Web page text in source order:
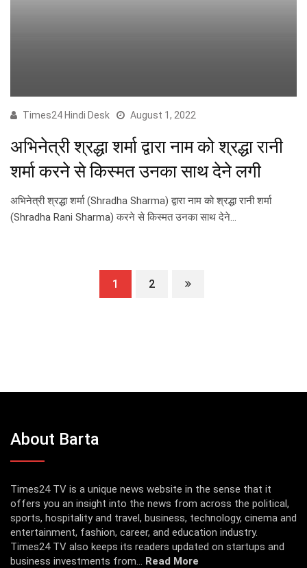
Times24 Hindi Desk August 1, 2022
अभिनेत्री श्रद्धा शर्मा द्वारा नाम को श्रद्धा रानी
शर्मा करने से किस्मत उनका साथ देने लगी
अभिनेत्री श्रद्धा शर्मा (Shradha Sharma) द्वारा नाम को श्रद्धा रानी शर्मा
(Shradha Rani Sharma) करने से किस्मत उनका साथ देने…
1 2
About Barta
Times24 TV is a unique news website in the sense that it
offers you an insight into the news from across the political,
sports, hospitality and travel, business, technology, cinema and
entertainment, fashion, career, and education industry.
Times24 TV also keeps its readers updated on startups and
business investments from...
Read More